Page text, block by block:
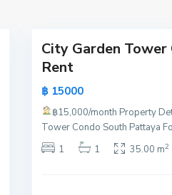
City Garden Tower
Rent
฿ 15000
฿15,000/month Property
Tower Condo South Pattaya
1
1 35.00 m2